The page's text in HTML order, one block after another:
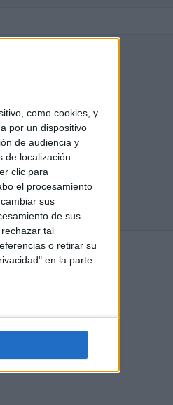
como cookies, y
por un dispositivo
de audiencia y
de localización
clic para
el procesamiento
sus
de sus
tal
o retirar su
en la parte